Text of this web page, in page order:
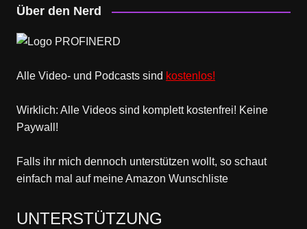
Über den Nerd
Alle Video- und Podcasts sind kostenlos!
Wirklich: Alle Videos sind komplett kostenfrei! Keine
Paywall!
Falls ihr mich dennoch unterstützen wollt, so schaut
einfach mal auf meine Amazon Wunschliste
UNTERSTÜTZUNG